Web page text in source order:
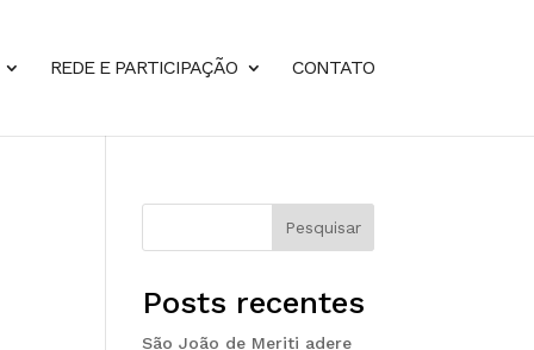
REDE E PARTICIPAÇÃO CONTATO
Pesquisar
Posts recentes
São João de Meriti adere